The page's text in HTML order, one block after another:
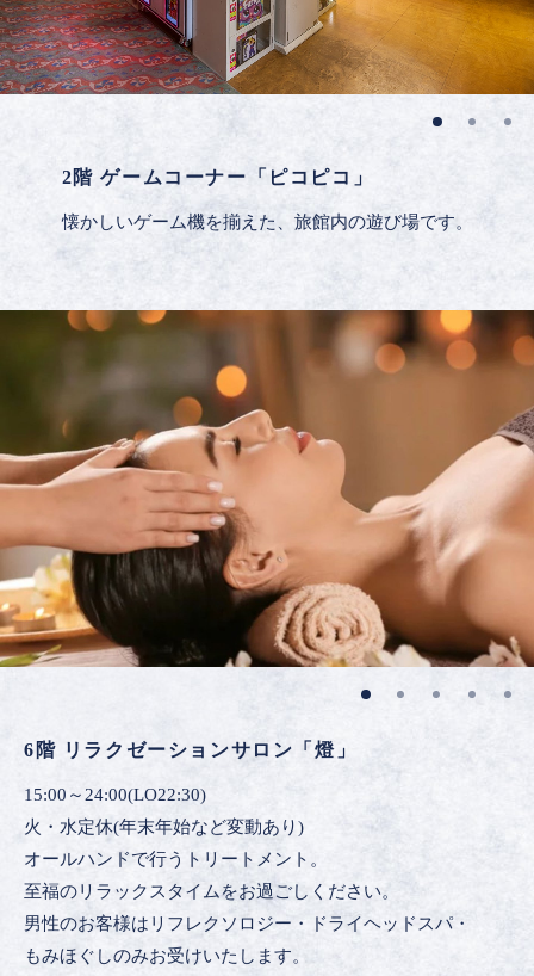
2階 ゲームコーナー「ピコピコ」
懐かしいゲーム機を揃えた、旅館内の遊び場です。
6階 リラクゼーションサロン「燈」
15:00～24:00(LO22:30)
火・水定休(年末年始など変動あり)
オールハンドで行うトリートメント。
至福のリラックスタイムをお過ごしください。
男性のお客様はリフレクソロジー・ドライヘッドスパ・
もみほぐしのみお受けいたします。